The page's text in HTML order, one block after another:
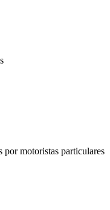
por motoristas particulares